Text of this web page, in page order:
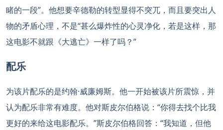
睹的一段”。他想要辛德勒的转型显得不突兀，而且要突出人
物的矛盾心理，不是“甚么爆炸性的心灵净化，若是这样，那
这电影不就跟《大逃亡》一样了吗？”
配乐
为该片配乐的是约翰·威廉姆斯。他一开始被该片所震惊，并
认为配乐非常有难度。他对斯皮尔伯格说：“你得去找个比我
更好的来给这电影配乐。”斯皮尔伯格回答：“我知道，但他